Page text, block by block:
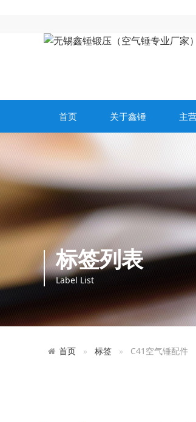
首页 关于鑫锤 主
标签列表
Label List
首页 标签 C41空气锤配件